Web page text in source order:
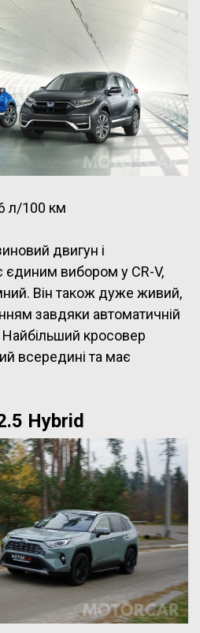
л/100 км
двигун і
єдиним вибором у CR-V,
Він також дуже живий,
завдяки автоматичній
Найбільший кросовер
всередині та має
Hybrid